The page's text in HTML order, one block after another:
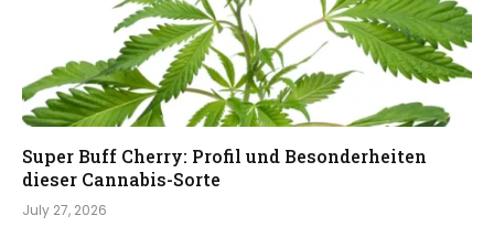
Super Buff Cherry: Profil und Besonderheiten
dieser Cannabis-Sorte
July 27, 2026